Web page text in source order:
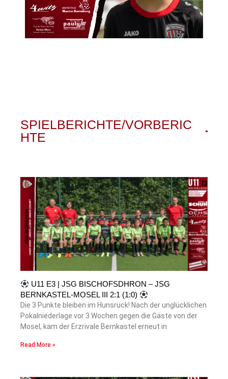
SPIELBERICHTE/VORBERIC
HTE
U11 E3 | JSG BISCHOFSDHRON – JSG
BERNKASTEL-MOSEL III 2:1 (1:0)
Die 3 Punkte bleiben im Hunsrück! Nach der unglücklichen
Pokalniederlage vor 3 Wochen gegen die Gäste von der
Mosel, kam der Erzrivale Bernkastel erneut in
Read More »